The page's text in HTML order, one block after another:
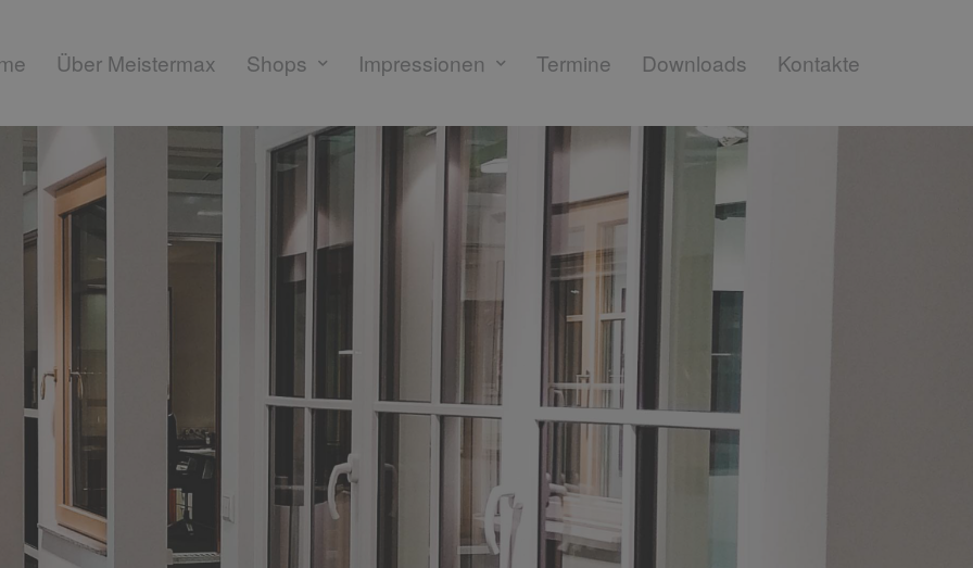
Über Meistermax Shops Impressionen Termine Downloads Kontakte